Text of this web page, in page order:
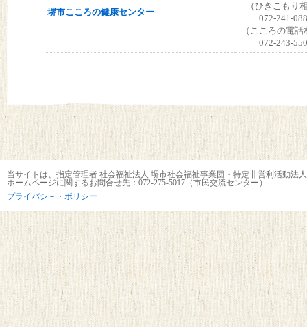
堺市こころの健康センター
（ひきこもり
072-241-
（こころの電
072-243-
当サイトは、指定管理者 社会福祉法人 堺市社会福祉事業団・特定非営利活動
ホームページに関するお問合せ先：072-275-5017（市民交流センター）
プライバシ－・ポリシー